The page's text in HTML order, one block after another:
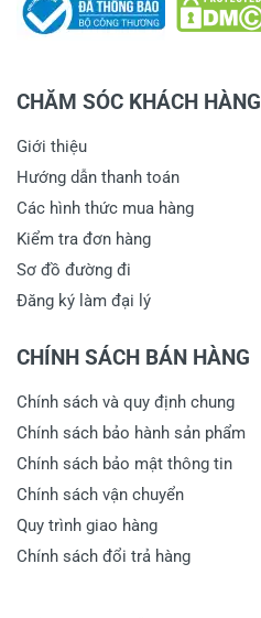
CHĂM SÓC KHÁCH HÀNG
Giới thiệu
Hướng dẫn thanh toán
Các hình thức mua hàng
Kiểm tra đơn hàng
Sơ đồ đường đi
Đăng ký làm đại lý
CHÍNH SÁCH BÁN HÀNG
Chính sách và quy định chung
Chính sách bảo hành sản phẩm
Chính sách bảo mật thông tin
Chính sách vận chuyển
Quy trình giao hàng
Chính sách đổi trả hàng